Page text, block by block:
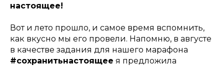
настоящее!
Вот и лето прошло, и самое время вспомнить,
как вкусно мы его провели. Напомню, в августе
в качестве задания для нашего марафона
#сохранитьнастоящее я предложила